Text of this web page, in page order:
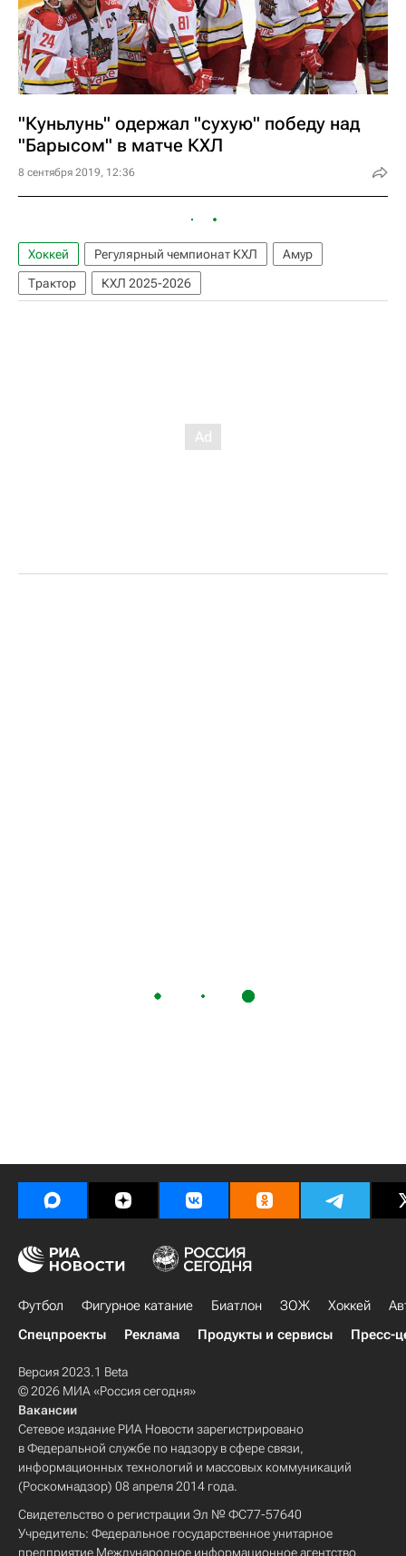
"Куньлунь" одержал "сухую" победу над
"Барысом" в матче КХЛ
8 сентября 2019, 12:36
Хоккей Регулярный чемпионат КХЛ
Амур
Трактор
КХЛ 2025-2026
Футбол Фигурное катание Биатлон ЗОЖ Хоккей
Спецпроекты
Реклама Продукты и сервисы Пресс-
Версия 2023.1 Beta
© 2026 МИА «Россия сегодня»
Вакансии
Сетевое издание РИА Новости зарегистрировано
в Федеральной службе по надзору в сфере связи,
информационных технологий и массовых коммуникаций
(Роскомнадзор) 08 апреля 2014 года.
Свидетельство о регистрации Эл № ФС77-57640
Учредитель: Федеральное государственное унитарное
предприятие Международное информационное агентство